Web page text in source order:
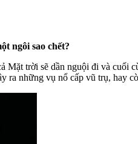
ngôi sao chết?
trời sẽ dần nguội đi và cuối
ra những vụ nổ cấp vũ trụ, hay